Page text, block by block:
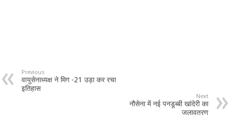
Previous
वायुसेनाध्यक्ष ने मिग -21 उड़ा कर रचा
इतिहास
Next
नौसेना में नई पनडूब्बी खांदेरी का
जलावतरण